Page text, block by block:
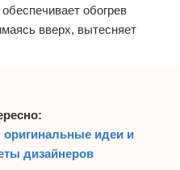
обогрев
вверх, вытесняет
оригинальные идеи и
дизайнеров